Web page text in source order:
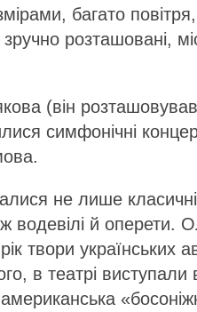
багато
розташовані,
(він
симфонічні
не лише
водевілі й оперети.
твори українських
в театрі виступали
американська